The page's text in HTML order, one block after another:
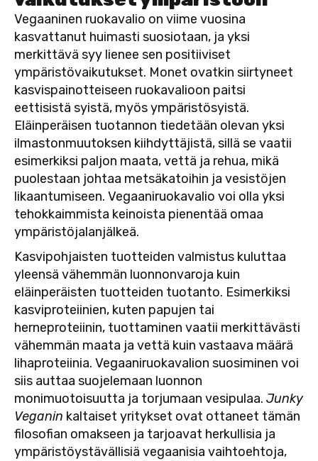
Vegaaninen ruokavalio on viime vuosina
kasvattanut huimasti suosiotaan, ja yksi
merkittävä syy lienee sen positiiviset
ympäristövaikutukset. Monet ovatkin siirtyneet
kasvispainotteiseen ruokavalioon paitsi
eettisistä syistä, myös ympäristösyistä.
Eläinperäisen tuotannon tiedetään olevan yksi
ilmastonmuutoksen kiihdyttäjistä, sillä se vaatii
esimerkiksi paljon maata, vettä ja rehua, mikä
puolestaan johtaa metsäkatoihin ja vesistöjen
likaantumiseen. Vegaaniruokavalio voi olla yksi
tehokkaimmista keinoista pienentää omaa
ympäristöjalanjälkeä.
Kasvipohjaisten tuotteiden valmistus kuluttaa
yleensä vähemmän luonnonvaroja kuin
eläinperäisten tuotteiden tuotanto. Esimerkiksi
kasviproteiinien, kuten papujen tai
herneproteiinin, tuottaminen vaatii merkittävästi
vähemmän maata ja vettä kuin vastaava määrä
lihaproteiinia. Vegaaniruokavalion suosiminen voi
siis auttaa suojelemaan luonnon
monimuotoisuutta ja torjumaan vesipulaa. Junky
Veganin kaltaiset yritykset ovat ottaneet tämän
filosofian omakseen ja tarjoavat herkullisia ja
ympäristöystävällisiä vegaanisia vaihtoehtoja,